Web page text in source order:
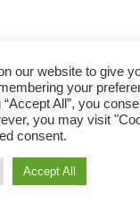
we can ! Ideen
Holz, Acrylglas, Collagen
Teil stellt in
your
All”, you
you may visit
consent.
Accept All